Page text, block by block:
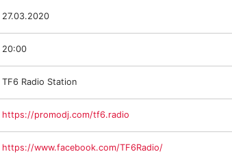
27.03.2020
20:00
TF6 Radio Station
https://promodj.com/tf6.radio
https://www.facebook.com/TF6Radio/